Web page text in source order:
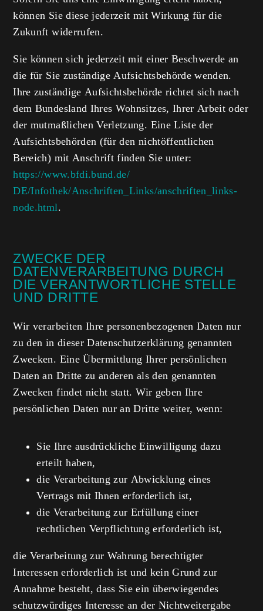
können Sie diese jederzeit mit Wirkung für die
Zukunft widerrufen.
Sie können sich jederzeit mit einer Beschwerde an
die für Sie zuständige Aufsichtsbehörde wenden.
Ihre zuständige Aufsichtsbehörde richtet sich nach
dem Bundesland Ihres Wohnsitzes, Ihrer Arbeit oder
der mutmaßlichen Verletzung. Eine Liste der
Aufsichtsbehörden (für den nichtöffentlichen
Bereich) mit Anschrift finden Sie unter:
https://www.bfdi.bund.de/​
DE/Infothek/Anschriften_Links/​anschriften_links-
node.html.
ZWECKE DER
DATENVERARBEITUNG DURCH
DIE VERANTWORTLICHE STELLE
UND DRITTE
Wir verarbeiten Ihre personenbezogenen Daten nur
zu den in dieser Datenschutzerklärung genannten
Zwecken. Eine Übermittlung Ihrer persönlichen
Daten an Dritte zu anderen als den genannten
Zwecken findet nicht statt. Wir geben Ihre
persönlichen Daten nur an Dritte weiter, wenn:
Sie Ihre ausdrückliche Einwilligung dazu
erteilt haben,
die Verarbeitung zur Abwicklung eines
Vertrags mit Ihnen erforderlich ist,
die Verarbeitung zur Erfüllung einer
rechtlichen Verpflichtung erforderlich ist,
die Verarbeitung zur Wahrung berechtigter
Interessen erforderlich ist und kein Grund zur
Annahme besteht, dass Sie ein überwiegendes
schutzwürdiges Interesse an der Nichtweitergabe